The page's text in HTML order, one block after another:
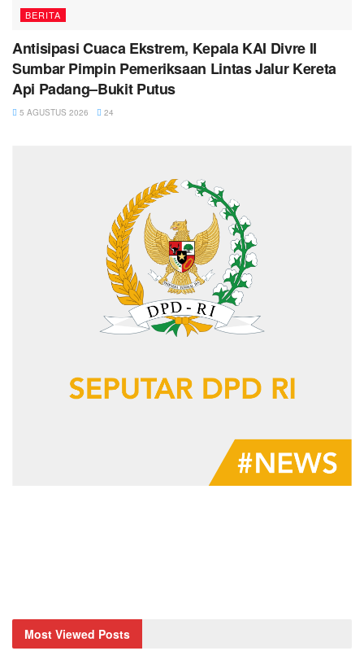
BERITA
Antisipasi Cuaca Ekstrem, Kepala KAI Divre II
Sumbar Pimpin Pemeriksaan Lintas Jalur Kereta
Api Padang–Bukit Putus
5 AGUSTUS 2026 24
Most Viewed Posts